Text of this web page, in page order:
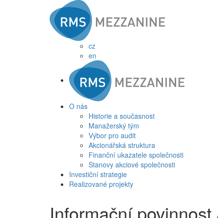
cz
en
O nás
Historie a současnost
Manažerský tým
Výbor pro audit
Akcionářská struktura
Finanční ukazatele společnosti
Stanovy akciové společnosti
Investiční strategie
Realizované projekty
Informační